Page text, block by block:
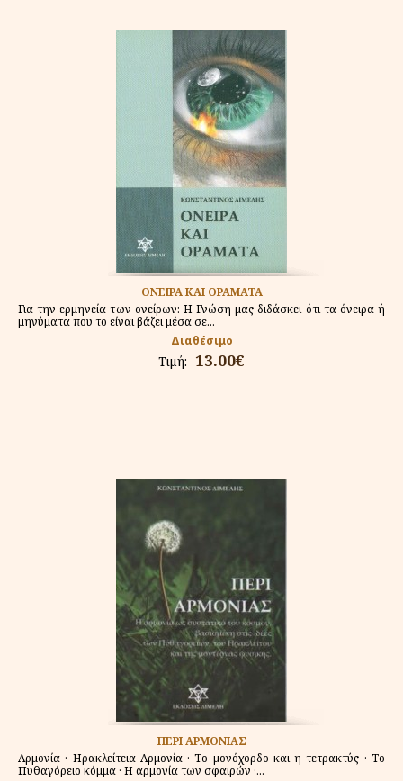
ΟΝΕΙΡΑ ΚΑΙ ΟΡΑΜΑΤΑ
Για την ερμηνεία των ονείρων: Η Γνώση μας διδάσκει ότι τα όνειρα ή
μηνύματα που το είναι βάζει μέσα σε...
Διαθέσιμο
Τιμή: 13.00€
ΠΕΡΙ ΑΡΜΟΝΙΑΣ
Αρμονία · Ηρακλείτεια Αρμονία · Το μονόχορδο και η τετρακτύς · Το
Πυθαγόρειο κόμμα · Η αρμονία των σφαιρών ·...